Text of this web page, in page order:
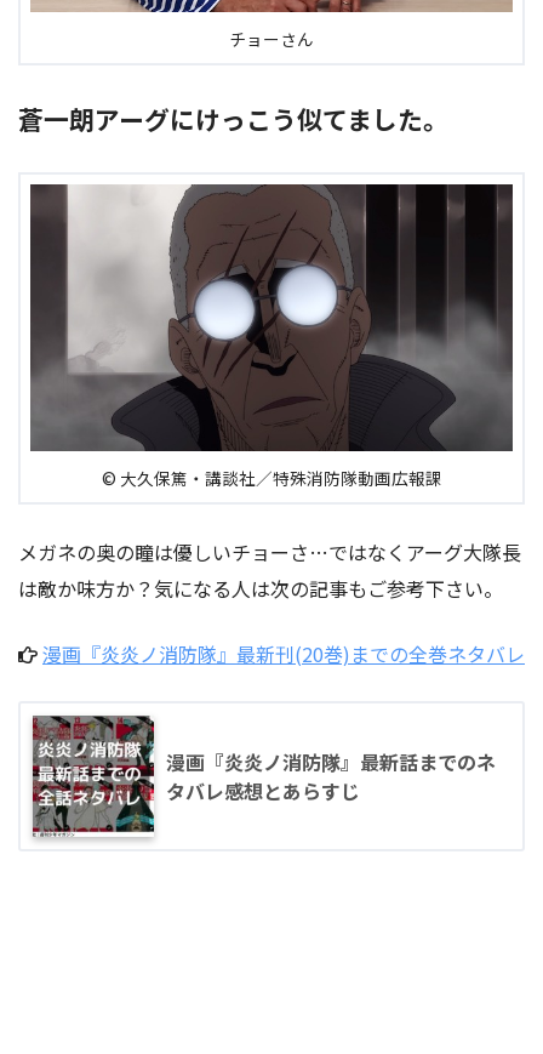
チョーさん
蒼一朗アーグにけっこう似てました。
© 大久保篤・講談社／特殊消防隊動画広報課
メガネの奥の瞳は優しいチョーさ…ではなくアーグ大隊長
は敵か味方か？気になる人は次の記事もご参考下さい。
漫画『炎炎ノ消防隊』最新刊(20巻)までの全巻ネタバレ
漫画『炎炎ノ消防隊』最新話までのネ
タバレ感想とあらすじ